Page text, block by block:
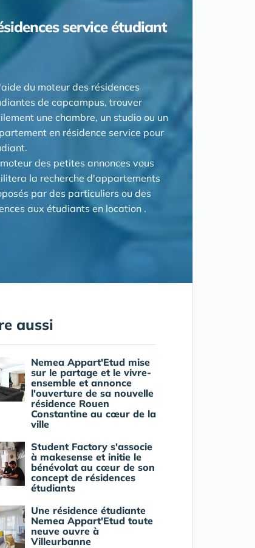
service étudiant
du moteur des résidences
de capcampus, trouver
une chambre, un studio ou un
en résidence service pour
des petites annonces vous
la recherche d'appartements
par des particuliers ou des
aux étudiants en location .
aussi
Nemea Appart'Etud mise
sur le partage et le vivre-
ensemble et annonce
l'ouverture de sa nouvelle
résidence Rouen
Constantine au cœur de la
ville
Student Factory s'associe
à makesense et initie le
bénévolat au cœur de son
concept de résidences
étudiants
Une résidence étudiante
Nemea Appart'Etud toute
neuve ouvre à
Villeurbanne